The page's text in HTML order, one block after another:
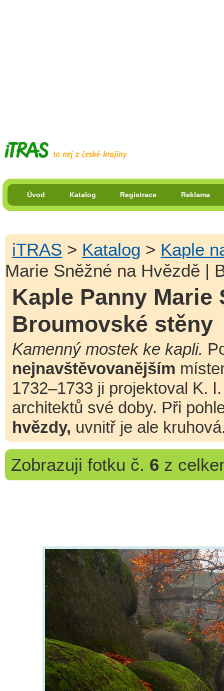
Úvod Katalog Registrace Reklama
iTRAS > Katalog > Kaple
Marie Sněžné na Hvězdě |
Kaple Panny Marie
Broumovské stěny
Kamenný mostek ke kapli.
nejnavštěvovanějším
1732–1733 ji projektoval K.
architektů své doby. Při
hvězdy, uvnitř je ale
Zobrazuji fotku č. 6z